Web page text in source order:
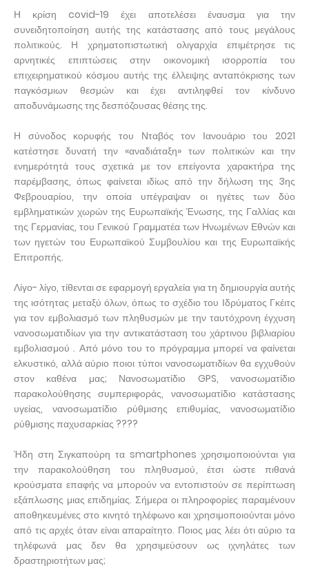
Η κρίση covid-19 έχει αποτελέσει έναυσμα για την
συνειδητοποίηση αυτής της κατάστασης από τους μεγάλους
πολιτικούς. Η χρηματοπιστωτική ολιγαρχία επιμέτρησε τις
αρνητικές επιπτώσεις στην οικονομική ισορροπία του
επιχειρηματικού κόσμου αυτής της έλλειψης ανταπόκρισης των
παγκόσμιων θεσμών και έχει αντιληφθεί τον κίνδυνο
αποδυνάμωσης της δεσπόζουσας θέσης της.
Η σύνοδος κορυφής του Νταβός τον Ιανουάριο του 2021
κατέστησε δυνατή την «αναδιάταξη» των πολιτικών και την
ενημερότητά τους σχετικά με τον επείγοντα χαρακτήρα της
παρέμβασης, όπως φαίνεται ιδίως από την δήλωση της 3ης
Φεβρουαρίου, την οποία υπέγραψαν οι ηγέτες των δύο
εμβληματικών χωρών της Ευρωπαϊκής Ένωσης, της Γαλλίας και
της Γερμανίας, του Γενικού Γραμματέα των Ηνωμένων Εθνών και
των ηγετών του Ευρωπαϊκού Συμβουλίου και της Ευρωπαϊκής
Επιτροπής.
Λίγο- λίγο, τίθενται σε εφαρμογή εργαλεία για τη δημιουργία αυτής
της ισότητας μεταξύ όλων, όπως το σχέδιο του Ιδρύματος Γκέιτς
για τον εμβολιασμό των πληθυσμών με την ταυτόχρονη έγχυση
νανοσωματιδίων για την αντικατάσταση του χάρτινου βιβλιαρίου
εμβολιασμού . Από μόνο του το πρόγραμμα μπορεί να φαίνεται
ελκυστικό, αλλά αύριο ποιοι τύποι νανοσωματιδίων θα εγχυθούν
στον καθένα μας; Νανοσωματίδιο GPS, νανοσωματίδιο
παρακολούθησης συμπεριφοράς, νανοσωματίδιο κατάστασης
υγείας, νανοσωματίδιο ρύθμισης επιθυμίας, νανοσωματίδιο
ρύθμισης παχυσαρκίας ????
Ήδη στη Σιγκαπούρη τα smartphones χρησιμοποιούνται για
την παρακολούθηση του πληθυσμού, έτσι ώστε πιθανά
κρούσματα επαφής να μπορούν να εντοπιστούν σε περίπτωση
εξάπλωσης μιας επιδημίας. Σήμερα οι πληροφορίες παραμένουν
αποθηκευμένες στο κινητό τηλέφωνο και χρησιμοποιούνται μόνο
από τις αρχές όταν είναι απαραίτητο. Ποιος μας λέει ότι αύριο τα
τηλέφωνά μας δεν θα χρησιμεύσουν ως ιχνηλάτες των
δραστηριοτήτων μας;